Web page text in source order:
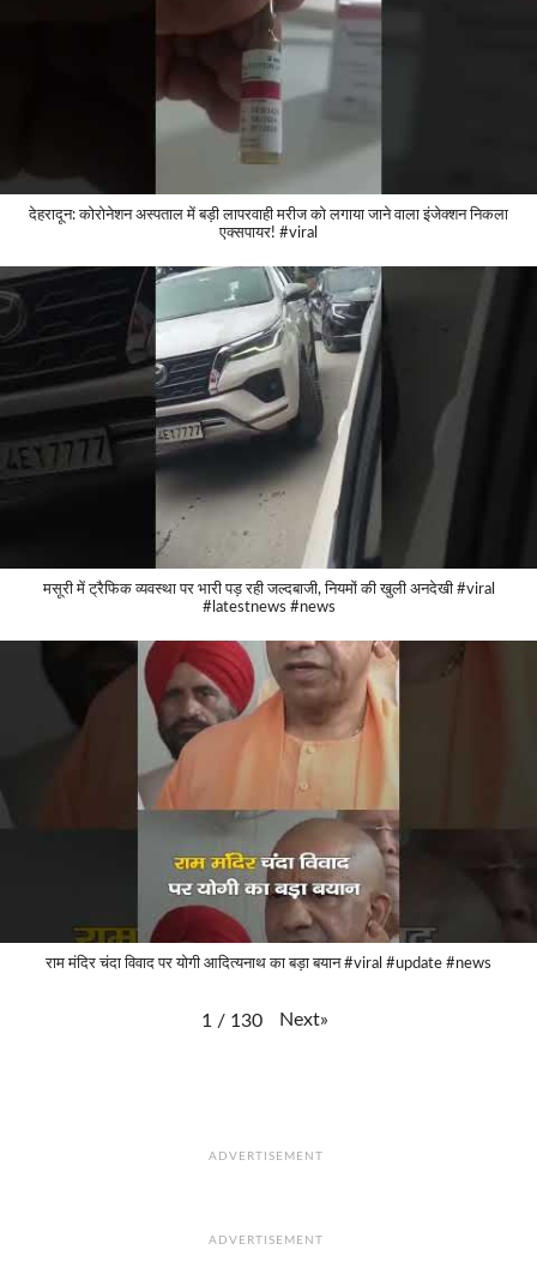
देहरादून: कोरोनेशन अस्पताल में बड़ी लापरवाही मरीज को लगाया जाने वाला इंजेक्शन निकला
एक्सपायर! #viral
मसूरी में ट्रैफिक व्यवस्था पर भारी पड़ रही जल्दबाजी, नियमों की खुली अनदेखी #viral
#latestnews #news
राम मंदिर चंदा विवाद पर योगी आदित्यनाथ का बड़ा बयान #viral #update #news
1 / 130 Next»
ADVERTISEMENT
ADVERTISEMENT